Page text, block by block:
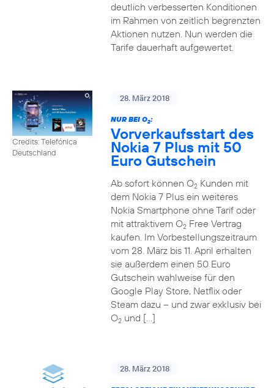
deutlich verbesserten Konditionen
im Rahmen von zeitlich begrenzten
Aktionen nutzen. Nun werden die
Tarife dauerhaft aufgewertet.
Credits: Telefónica
Deutschland
28. März 2018
NUR BEI O2:
Vorverkaufsstart des
Nokia 7 Plus mit 50
Euro Gutschein
Ab sofort können O2Kunden mit
dem Nokia 7 Plus ein weiteres
Nokia Smartphone ohne Tarif oder
mit attraktivem O2Free Vertrag
kaufen. Im Vorbestellungszeitraum
vom 28. März bis 11. April erhalten
sie außerdem einen 50 Euro
Gutschein wahlweise für den
Google Play Store, Netflix oder
Steam dazu – und zwar exklusiv bei
O2und […]
28. März 2018